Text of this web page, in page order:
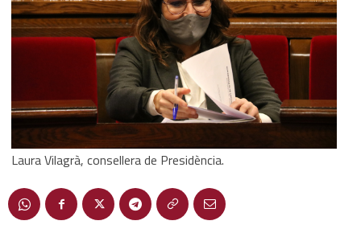
Laura Vilagrà, consellera de Presidència.